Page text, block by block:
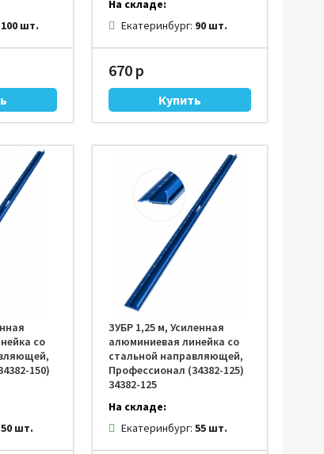
100 шт.
На складе:
Екатеринбург: 90 шт.
670 р
со
150)
50 шт.
ЗУБР 1,25 м, Усиленная
алюминиевая линейка со
стальной направляющей,
Профессионал (34382-125)
34382-125
На складе:
Екатеринбург: 55 шт.